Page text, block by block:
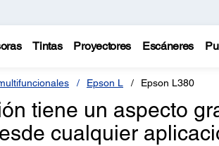
Tintas Proyectores Escáneres
Epson L Epson L380
tiene un aspecto
cualquier